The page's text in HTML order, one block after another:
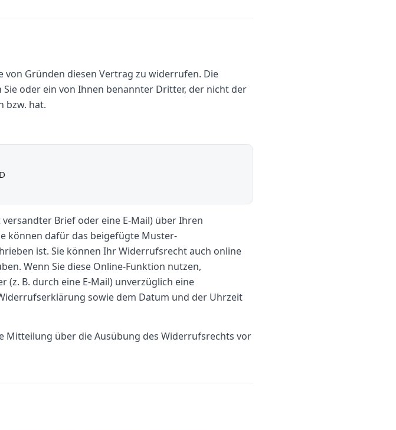
von Gründen diesen Vertrag zu widerrufen. Die
oder ein von Ihnen benannter Dritter, der nicht der
bzw. hat.
Brief oder eine E-Mail) über Ihren
können dafür das beigefügte Muster-
ist. Sie können Ihr Widerrufsrecht auch online
Wenn Sie diese Online-Funktion nutzen,
B. durch eine E-Mail) unverzüglich eine
sowie dem Datum und der Uhrzeit
Mitteilung über die Ausübung des Widerrufsrechts vor